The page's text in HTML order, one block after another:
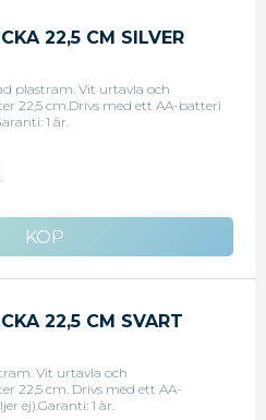
22,5 CM SILVER
plastram. Vit urtavla och
22,5 cm.Drivs med ett AA-batteri
1 år.
22,5 CM SVART
Vit urtavla och
22,5 cm. Drivs med ett AA-
ej).Garanti: 1 år.